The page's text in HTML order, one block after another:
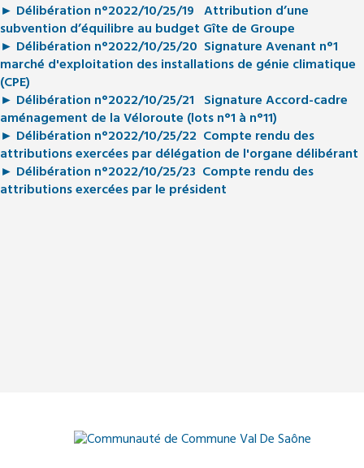
► Délibération n°2022/10/25/19 Attribution d’une
subvention d’équilibre au budget Gîte de Groupe
► Délibération n°2022/10/25/20 Signature Avenant n°1
marché d'exploitation des installations de génie climatique
(CPE)
► Délibération n°2022/10/25/21 Signature Accord-cadre
aménagement de la Véloroute (lots n°1 à n°11)
► Délibération n°2022/10/25/22 Compte rendu des
attributions exercées par délégation de l'organe délibérant
► Délibération n°2022/10/25/23 Compte rendu des
attributions exercées par le président